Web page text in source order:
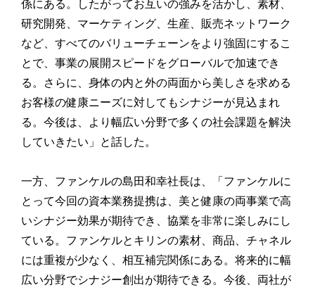
係にある。したがってお互いの強みを活かし、素材、
研究開発、マーケティング、生産、販売ネットワーク
など、すべてのバリューチェーンをより強固にするこ
とで、事業の展開スピードをグローバルで加速でき
る。さらに、身体の内と外の両面から美しさを求める
お客様の健康ニーズに対してもシナジーが見込まれ
る。今後は、より幅広い分野で多くの社会課題を解決
していきたい」と話した。
一方、ファンケルの島田和幸社長は、「ファンケルに
とって今回の資本業務提携は、美と健康の両事業で高
いシナジー効果が期待でき、協業を非常に楽しみにし
ている。ファンケルとキリンの素材、商品、チャネル
には重複が少なく、相互補完関係にある。将来的に幅
広い分野でシナジー創出が期待できる。今後、両社が